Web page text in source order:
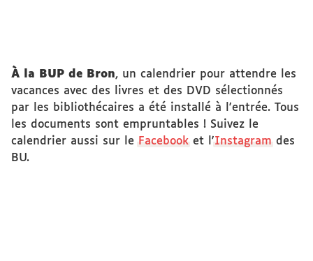
À la BUP de Bron, un calendrier pour attendre les
vacances avec des livres et des DVD sélectionnés
par les bibliothécaires a été installé à l'entrée. Tous
les documents sont empruntables ! Suivez le
calendrier aussi sur le Facebook et l'Instagram des
BU.